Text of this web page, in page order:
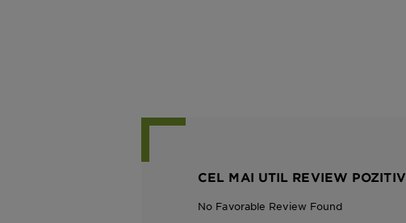
CEL MAI UTIL REVIEW POZITIV
No Favorable Review Found